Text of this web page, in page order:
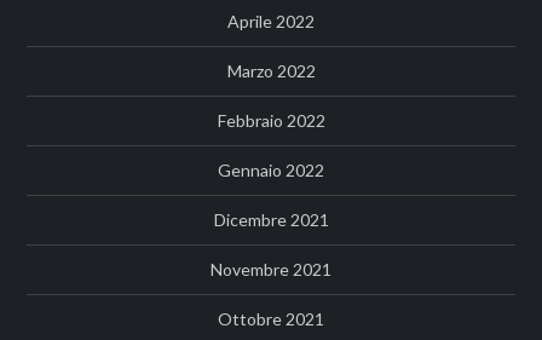
Aprile 2022
Marzo 2022
Febbraio 2022
Gennaio 2022
Dicembre 2021
Novembre 2021
Ottobre 2021